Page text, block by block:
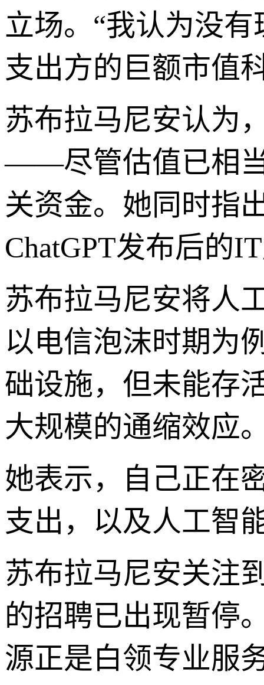
立场。“我认为没
支出方的巨额市值
苏布拉马尼安认为
——尽管估值已相
关资金。她同时指
ChatGPT发布后的
苏布拉马尼安将人
以电信泡沫时期为
础设施，但未能存
大规模的通缩效应
她表示，自己正在
支出，以及人工智
苏布拉马尼安关注
的招聘已出现暂停
源正是白领专业服